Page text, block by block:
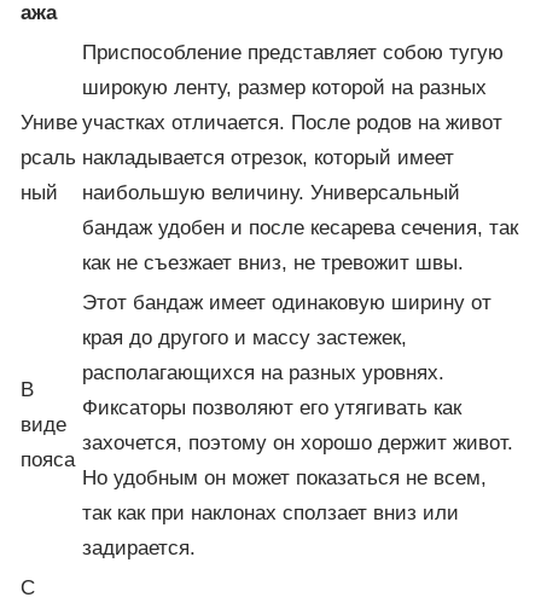
ажа
Униве
рсаль
ный
Приспособление представляет собою тугую
широкую ленту, размер которой на разных
участках отличается. После родов на живот
накладывается отрезок, который имеет
наибольшую величину. Универсальный
бандаж удобен и после кесарева сечения, так
как не съезжает вниз, не тревожит швы.
В
виде
пояса
Этот бандаж имеет одинаковую ширину от
края до другого и массу застежек,
располагающихся на разных уровнях.
Фиксаторы позволяют его утягивать как
захочется, поэтому он хорошо держит живот.
Но удобным он может показаться не всем,
так как при наклонах сползает вниз или
задирается.
С